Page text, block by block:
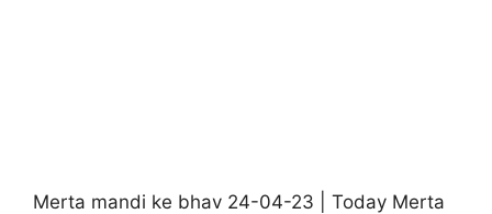
Merta mandi ke bhav 24-04-23 | Today Merta